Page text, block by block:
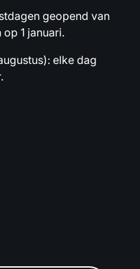
geopend van
op 1 januari.
elke dag